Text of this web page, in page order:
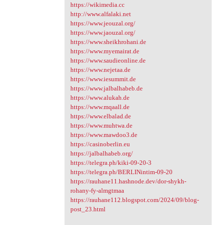
https://wikimedia.cc
http://www.alfalaki.net
https://www.jeouzal.org/
https://www.jaouzal.org/
https://www.sheikhrohani.de
https://www.myemairat.de
https://www.saudieonline.de
https://www.nejetaa.de
https://www.iesummit.de
https://www.jalbalhabeb.de
https://www.alukah.de
https://www.mqaall.de
https://www.elbalad.de
https://www.muhtwa.de
https://www.mawdoo3.de
https://casinoberlin.eu
https://jalbalhabeb.org/
https://telegra.ph/kiki-09-20-3
https://telegra.ph/BERLINintim-09-20
https://rauhane11.hashnode.dev/dor-shykh-
rohany-fy-almgtmaa
https://rauhane112.blogspot.com/2024/09/blog-
post_23.html